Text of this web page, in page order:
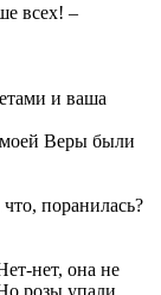
всех! –
и ваша
Веры были
поранилась?
нет, она не
розы упали